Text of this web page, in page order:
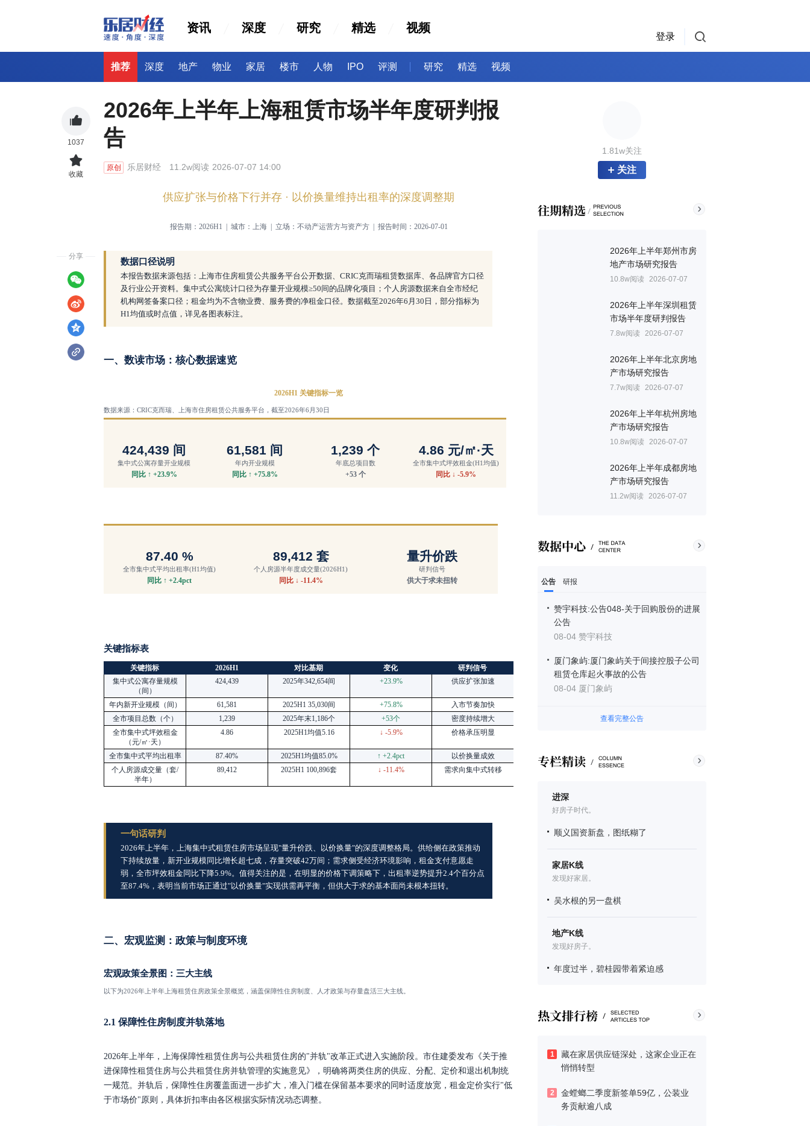
资讯 深度 研究 精选 视频
登录
推荐 深度 地产 物业 家居 楼市 人物 IPO 评测 研究 精选 视频
1.81w关注
关注
2026年上半年郑州市房
地产市场研究报告
10.8w阅读 2026-07-07
2026年上半年深圳租赁
市场半年度研判报告
7.8w阅读 2026-07-07
2026年上半年北京房地
产市场研究报告
7.7w阅读 2026-07-07
2026年上半年杭州房地
产市场研究报告
10.8w阅读 2026-07-07
2026年上半年成都房地
产市场研究报告
11.2w阅读 2026-07-07
公告 研报
赞宇科技:公告048-关于回购股份的进展
公告
08-04 赞宇科技
厦门象屿:厦门象屿关于间接控股子公司
租赁仓库起火事故的公告
08-04 厦门象屿
查看完整公告
进深
好房子时代。
顺义国资新盘，图纸糊了
家居K线
发现好家居。
吴水根的另一盘棋
地产K线
发现好房子。
年度过半，碧桂园带着紧迫感
1
藏在家居供应链深处，这家企业正在
悄悄转型
2
金螳螂二季度新签单59亿，公装业
务贡献逾八成
2026年上半年上海租赁市场半年度研判报
告
原创 乐居财经 11.2w阅读 2026-07-07 14:00
供应扩张与价格下行并存 · 以价换量维持出租率的深度调整期
报告期： 2026H1 | 城市：上海 | 立场：不动产运营方与资产方 | 报告时间：2026-07-01
数据口径说明
本报告数据来源包括：上海市住房租赁公共服务平台公开数据、 CRIC克而瑞租赁数据库、各品牌官方口径
及行业公开资料。集中式公寓统计口径为存量开业规模≥50间的品牌化项目；个人房源数据来自全市经纪
机构网签备案口径；租金均为不含物业费、服务费的净租金口径。数据截至2026年6月30日，部分指标为
H1均值或时点值，详见各图表标注。
一、数读市场：核心数据速览
2026H1 关键指标一览
数据来源： CRIC克而瑞、上海市住房租赁公共服务平台，截至2026年6月30日
424,439 间
集中式公寓存量开业规模
同比 ↑ +23.9%
61,581 间
年内开业规模
同比 ↑ +75.8%
1,239 个
年底总项目数
+53 个
4.86 元/㎡·天
全市集中式坪效租金(H1均值)
同比 ↓ -5.9%
87.40 %
全市集中式平均出租率(H1均值)
同比 ↑ +2.4pct
89,412 套
个人房源半年度成交量(2026H1)
同比 ↓ -11.4%
量升价跌
研判信号
供大于求未扭转
关键指标表
关键指标 2026H1 对比基期 变化
研判信号
集中式公寓存量规模
（间）
424,439 2025年342,654间 +23.9% 供应扩张加速
年内新开业规模（间） 61,581 2025H1 35,030间 +75.8%
入市节奏加快
全市项目总数（个）
1,239 2025年末1,186个 +53个
密度持续增大
全市集中式坪效租金
（元/㎡·天）
4.86 2025H1均值5.16 ↓ -5.9% 价格承压明显
全市集中式平均出租率 87.40% 2025H1均值85.0% ↑ +2.4pct
以价换量成效
个人房源成交量（套/
半年）
89,412 2025H1 100,896套 ↓ -11.4% 需求向集中式转移
一句话研判
2026年上半年，上海集中式租赁住房市场呈现"量升价跌、以价换量"的深度调整格局。供给侧在政策推动
下持续放量，新开业规模同比增长超七成，存量突破42万间；需求侧受经济环境影响，租金支付意愿走
弱，全市坪效租金同比下降5.9%。值得关注的是，在明显的价格下调策略下，出租率逆势提升2.4个百分点
至87.4%，表明当前市场正通过"以价换量"实现供需再平衡，但供大于求的基本面尚未根本扭转。
二、宏观监测：政策与制度环境
宏观政策全景图：三大主线
以下为2026年上半年上海租赁住房政策全景概览，涵盖保障性住房制度、人才政策与存量盘活三大主线。
2.1 保障性住房制度并轨落地
2026年上半年，上海保障性租赁住房与公共租赁住房的"并轨"改革正式进入实施阶段。市住建委发布《关于推
进保障性租赁住房与公共租赁住房并轨管理的实施意见》，明确将两类住房的供应、分配、定价和退出机制统
一规范。并轨后，保障性住房覆盖面进一步扩大，准入门槛在保留基本要求的同时适度放宽，租金定价实行"低
于市场价"原则，具体折扣率由各区根据实际情况动态调整。
1037
收藏
分享